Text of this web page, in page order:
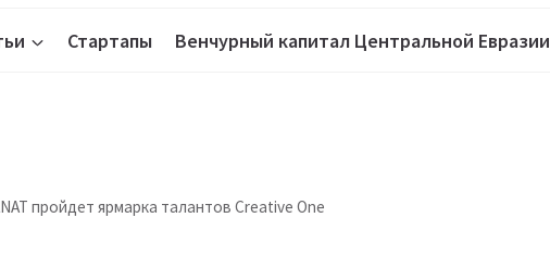
Стартапы Венчурный капитал Центральной Евразии
пройдет ярмарка талантов Creative One